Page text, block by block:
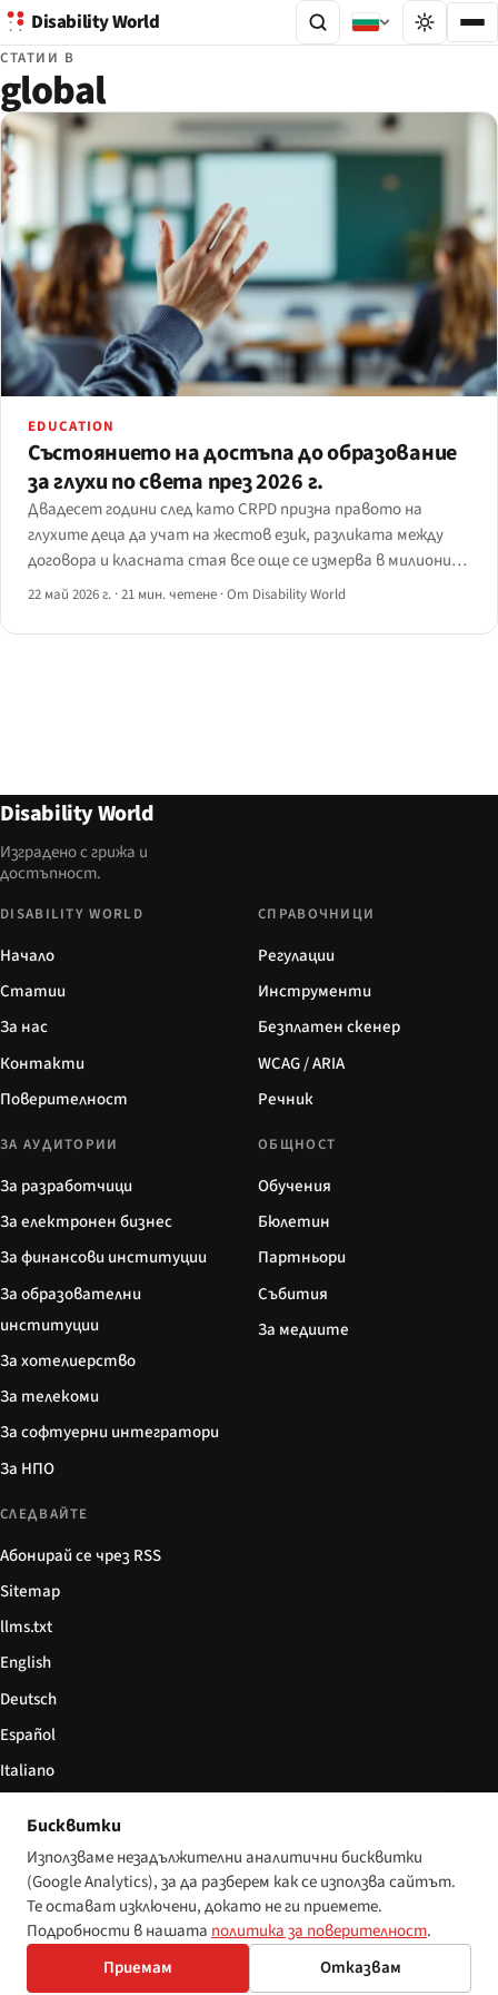
Disability World
СТАТИИ В
global
EDUCATION
Състоянието на достъпа до образование
за глухи по света през 2026 г.
Двадесет години след като CRPD призна правото на
глухите деца да учат на жестов език, разликата между
договора и класната стая все още се измерва в милиони.
Преглед на състоянието през 2026 г. в шест държави, три
които започват да я затварят.
22 май 2026 г. ·21 мин. четене ·От Disability World
Disability World
Изградено с грижа и
достъпност.
DISABILITY WORLD
Начало
Статии
За нас
Контакти
Поверителност
СПРАВОЧНИЦИ
Регулации
Инструменти
Безплатен скенер
WCAG / ARIA
Речник
ЗА АУДИТОРИИ
За разработчици
За електронен бизнес
За финансови институции
За образователни
институции
За хотелиерство
За телекоми
За софтуерни интегратори
За НПО
ОБЩНОСТ
Обучения
Бюлетин
Партньори
Събития
За медиите
СЛЕДВАЙТЕ
Абонирай се чрез RSS
Sitemap
llms.txt
English
Deutsch
Español
Italiano
© 2026 Disability World. Всички права запазени. Настройки за бисквитки
DeutschEspañol 简体中文PolskiFrançais
Бисквитки
Използваме незадължителни аналитични бисквитки
(Google Analytics), за да разберем как се използва сайтът.
Те остават изключени, докато не ги приемете.
Подробности в нашата политика за поверителност.
Приемам
Отказвам